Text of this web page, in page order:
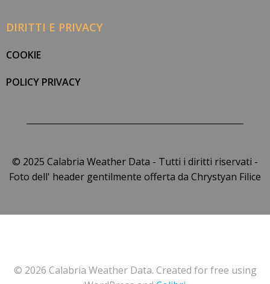
DIRITTI E PRIVACY
COOKIE
POLICY PRIVACY
© 2025 Calabria Weather Data - Tutti i diritti riservati -
Foto dell' header gentilmente offerta da Chrystyan Filice
© 2026 Calabria Weather Data. Created for free using